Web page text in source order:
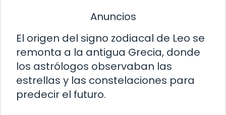
Anuncios
El origen del signo zodiacal de Leo se
remonta a la antigua Grecia, donde
los astrólogos observaban las
estrellas y las constelaciones para
predecir el futuro.